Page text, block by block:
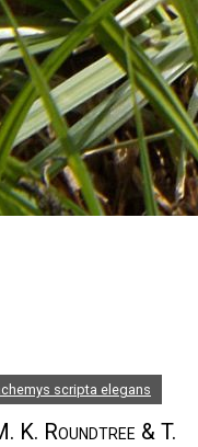
scripta elegans
K. Roundtree & T.